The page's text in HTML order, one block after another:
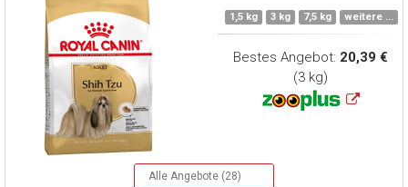
1,5 kg 3 kg 7,5 kg weitere ...
Bestes Angebot: 20,39 €
(3 kg)
Alle Angebote (28)